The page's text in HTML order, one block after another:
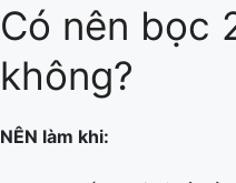
Có nên bọc
không?
NÊN làm khi: